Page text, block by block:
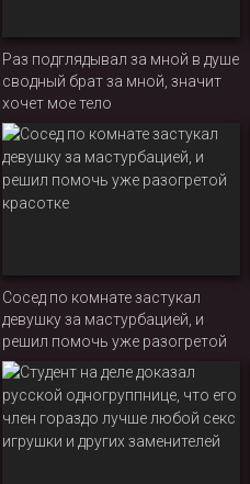
Раз подглядывал за мной в душе
сводный брат за мной, значит
хочет мое тело
Сосед по комнате застукал
девушку за мастурбацией, и
решил помочь уже разогретой
красотке